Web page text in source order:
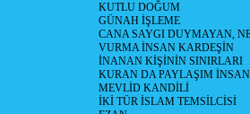
KUTLU DOĞUM
GÜNAH İŞLEME
CANA SAYGI DUYMAYAN,
VURMA İNSAN KARDEŞİN
İNANAN KİŞİNİN SINIRLARI
KURAN DA PAYLAŞIM
MEVLİD KANDİLİ
İKİ TÜR İSLAM TEMSİLCİSİ